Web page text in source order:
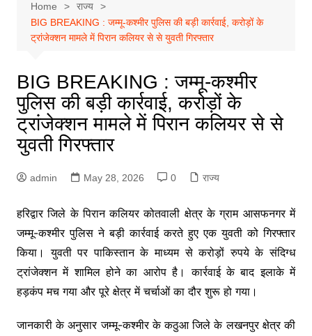
Home
राज्य
BIG BREAKING : जम्मू-कश्मीर पुलिस की बड़ी कार्रवाई, करोड़ों के
ट्रांजेक्शन मामले में पिरान कलियर से से युवती गिरफ्तार
BIG BREAKING : जम्मू-कश्मीर
पुलिस की बड़ी कार्रवाई, करोड़ों के
ट्रांजेक्शन मामले में पिरान कलियर से से
युवती गिरफ्तार
admin May 28, 2026 0 राज्य
हरिद्वार जिले के पिरान कलियर कोतवाली क्षेत्र के ग्राम आसफनगर में
जम्मू-कश्मीर पुलिस ने बड़ी कार्रवाई करते हुए एक युवती को गिरफ्तार
किया। युवती पर पाकिस्तान के माध्यम से करोड़ों रुपये के संदिग्ध
ट्रांजेक्शन में शामिल होने का आरोप है। कार्रवाई के बाद इलाके में
हड़कंप मच गया और पूरे क्षेत्र में चर्चाओं का दौर शुरू हो गया।
जानकारी के अनुसार जम्मू-कश्मीर के कठुआ जिले के लखनपुर क्षेत्र की